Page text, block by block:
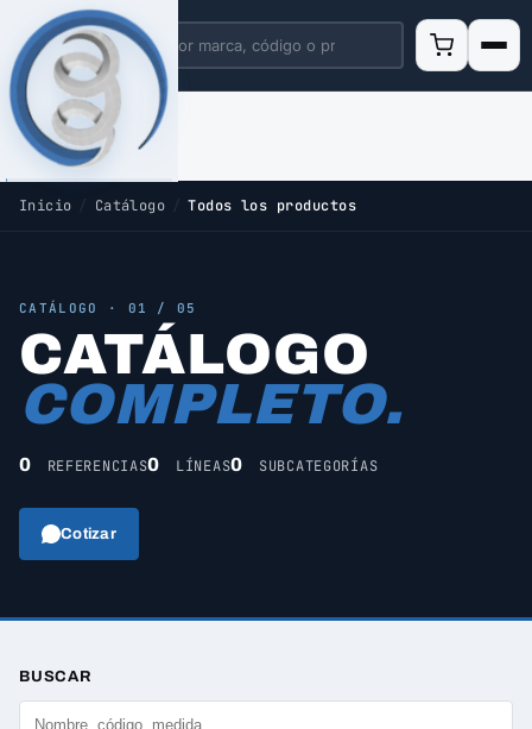
Inicio Catálogo Todos los productos
CATÁLOGO · 01 / 05
CATÁLOGO
COMPLETO.
0 REFERENCIAS0 LÍNEAS0 SUBCATEGORÍAS
Cotizar
BUSCAR